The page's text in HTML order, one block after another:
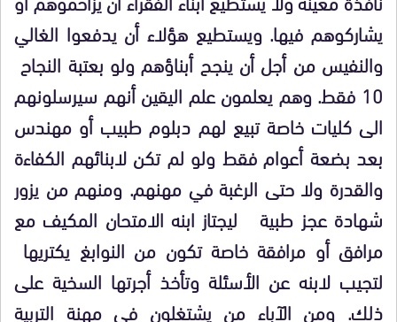
يشاركوهم فيها. ويستطيع هؤلاء أن يدفعوا الغالي
والنفيس من أجل أن ينجح أبناؤهم ولو بعتبة النجاح
10 فقط. وهم يعلمون علم اليقين أنهم سيرسلونهم
الى كليات خاصة تبيع لهم دبلوم طبيب أو مهندس
بعد بضعة أعوام فقط ولو لم تكن لابنائهم الكفاءة
والقدرة ولا حتى الرغبة في مهنهم. ومنهم من يزور
شهادة عجز طبية ليجتاز ابنه الامتحان المكيف مع
مرافق أو مرافقة خاصة تكون من النوابغ يكتريها
لتجيب لابنه عن الأسئلة وتأخذ أجرتها السخية على
ذلك. ومن الآباء من يشتغلون في مهنة التربية